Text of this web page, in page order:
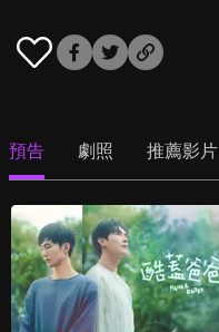
預告 劇照 推薦影片